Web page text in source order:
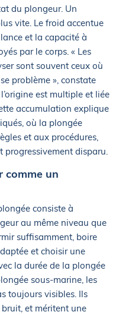
du plongeur. Un
vite. Le froid accentue
et la capacité à
par le corps. « Les
sont souvent ceux où
problème », constate
est multiple et liée
accumulation explique
où la plongée
et aux procédures,
progressivement disparu.
comme un
consiste à
au même niveau que
suffisamment, boire
et choisir une
la durée de la plongée
sous-marine, les
toujours visibles. Ils
et méritent une